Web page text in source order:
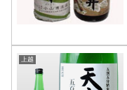
上越